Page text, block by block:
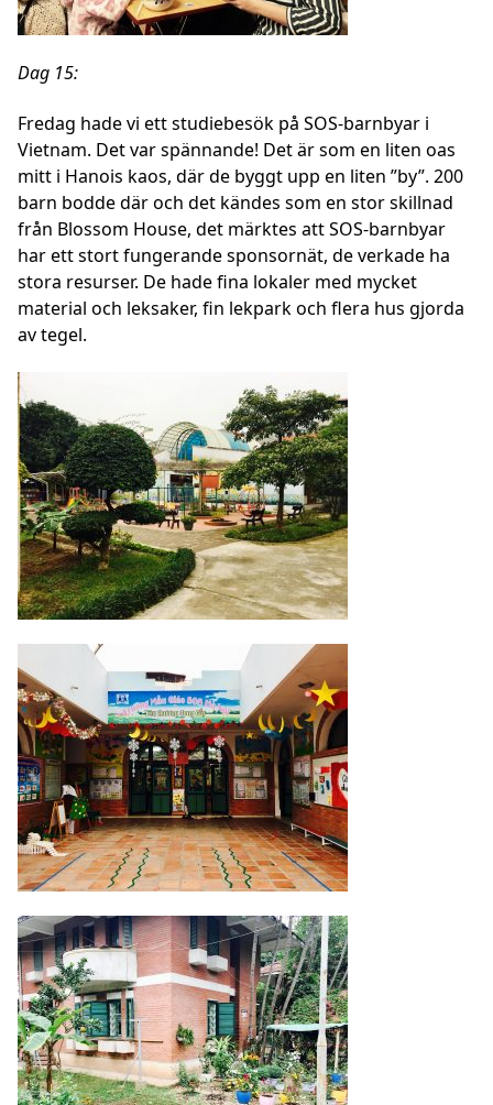
Dag 15:
Fredag hade vi ett studiebesök på SOS-barnbyar i
Vietnam. Det var spännande! Det är som en liten oas
mitt i Hanois kaos, där de byggt upp en liten ”by”. 200
barn bodde där och det kändes som en stor skillnad
från Blossom House, det märktes att SOS-barnbyar
har ett stort fungerande sponsornät, de verkade ha
stora resurser. De hade fina lokaler med mycket
material och leksaker, fin lekpark och flera hus gjorda
av tegel.